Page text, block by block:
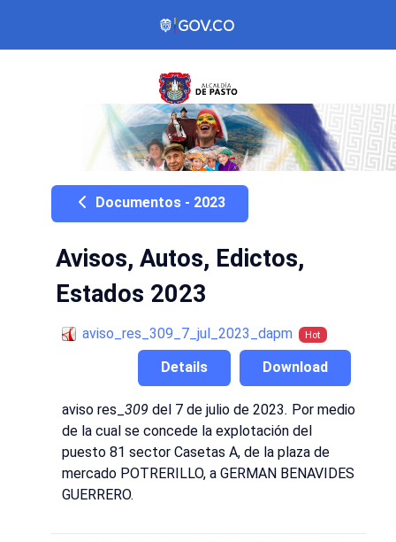
Documentos - 2023
Avisos, Autos, Edictos,
Estados 2023
aviso_res_309_7_jul_2023_dapm Hot
Download
Details
aviso res_ 309 del 7 de julio de 2023. Por medio
de la cual se concede la explotación del
puesto 81 sector Casetas A, de la plaza de
mercado POTRERILLO, a GERMAN BENAVIDES
GUERRERO.